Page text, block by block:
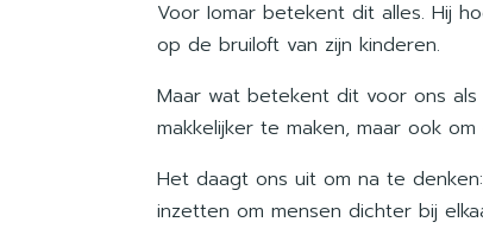
Voor Iomar betekent dit alles. Hij
op de bruiloft van zijn kinderen.
Maar wat betekent dit voor ons
makkelijker te maken, maar ook
Het daagt ons uit om na te
inzetten om mensen dichter bij